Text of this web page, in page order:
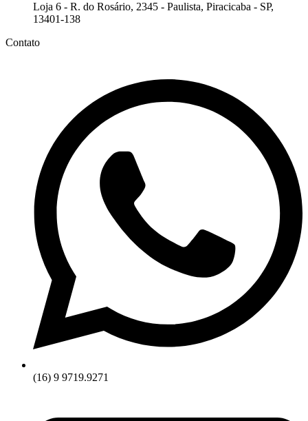
Loja 6 - R. do Rosário, 2345 - Paulista, Piracicaba - SP,
13401-138
Contato
(16) 9 9719.9271